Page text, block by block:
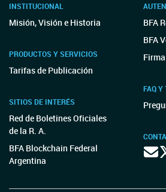
INSTITUCIONAL
Misión, Visión e Historia
PRODUCTOS Y SERVICIOS
Tarifas de Publicación
SITIOS DE INTERÉS
Red de Boletines Oficiales
de la R. A.
BFA Blockchain Federal
Argentina
BFA
BFA
FAQ Y